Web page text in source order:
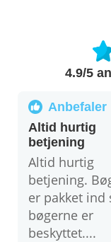
4.9/5
Anbefaler
Altid hurtig
betjening
Altid hurtig
betjening.
er pakket ind
bøgerne er
beskyttet....